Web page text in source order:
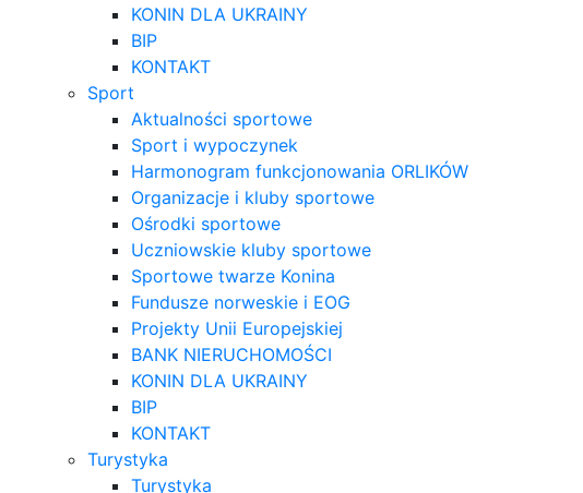
KONIN DLA UKRAINY
BIP
KONTAKT
Sport
Aktualności sportowe
Sport i wypoczynek
Harmonogram funkcjonowania ORLIKÓW
Organizacje i kluby sportowe
Ośrodki sportowe
Uczniowskie kluby sportowe
Sportowe twarze Konina
Fundusze norweskie i EOG
Projekty Unii Europejskiej
BANK NIERUCHOMOŚCI
KONIN DLA UKRAINY
BIP
KONTAKT
Turystyka
Turystyka